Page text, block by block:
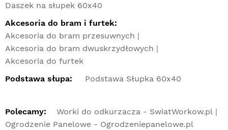
Daszek na słupek 60x40
Akcesoria do bram i furtek:
Akcesoria do bram przesuwnych
Akcesoria do bram dwuskrzydłowych
Akcesoria do furtek
Podstawa słupa:
Podstawa Słupka 60x40
Polecamy:
Worki do odkurzacza - SwiatWorkow.pl
Ogrodzenie Panelowe - Ogrodzeniepanelowe.pl